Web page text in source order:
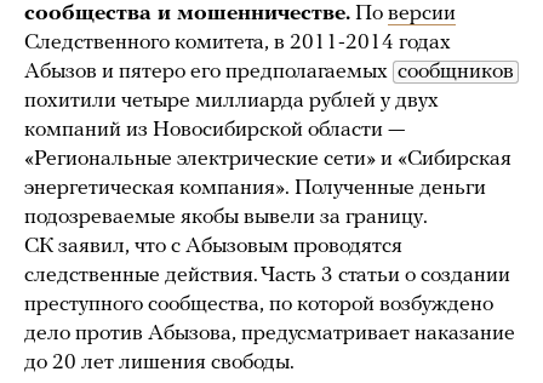
сообщества и мошенничестве. По версии
Следственного комитета, в 2011-2014 годах
Абызов и пятеро его предполагаемых сообщников
похитили четыре миллиарда рублей у двух
компаний из Новосибирской области —
«Региональные электрические сети» и «Сибирская
энергетическая компания». Полученные деньги
подозреваемые якобы вывели за границу.
СК заявил, что с Абызовым проводятся
следственные действия. Часть 3 статьи о создании
преступного сообщества, по которой возбуждено
дело против Абызова, предусматривает наказание
до 20 лет лишения свободы.